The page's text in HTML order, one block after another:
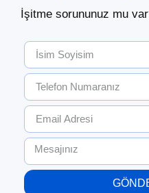
İşitme sorununuz mu